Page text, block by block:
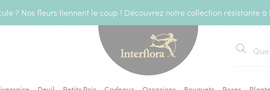
? Nos fleurs tiennent le coup ! Découvrez notre collection résistante